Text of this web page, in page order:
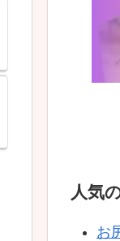
人気
お